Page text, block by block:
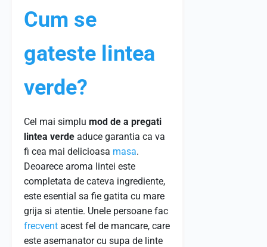
Cum se
gateste lintea
verde?
Cel mai simplu mod de a pregati
lintea verde aduce garantia ca va
fi cea mai delicioasa masa.
Deoarece aroma lintei este
completata de cateva ingrediente,
este esential sa fie gatita cu mare
grija si atentie. Unele persoane fac
frecvent acest fel de mancare, care
este asemanator cu supa de linte